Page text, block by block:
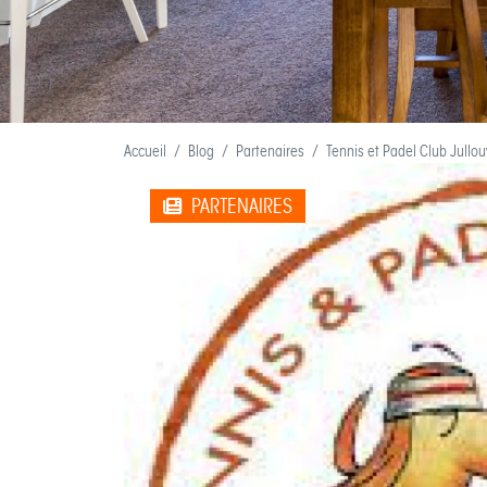
Accueil Blog Partenaires Tennis et Padel Club
PARTENAIRES